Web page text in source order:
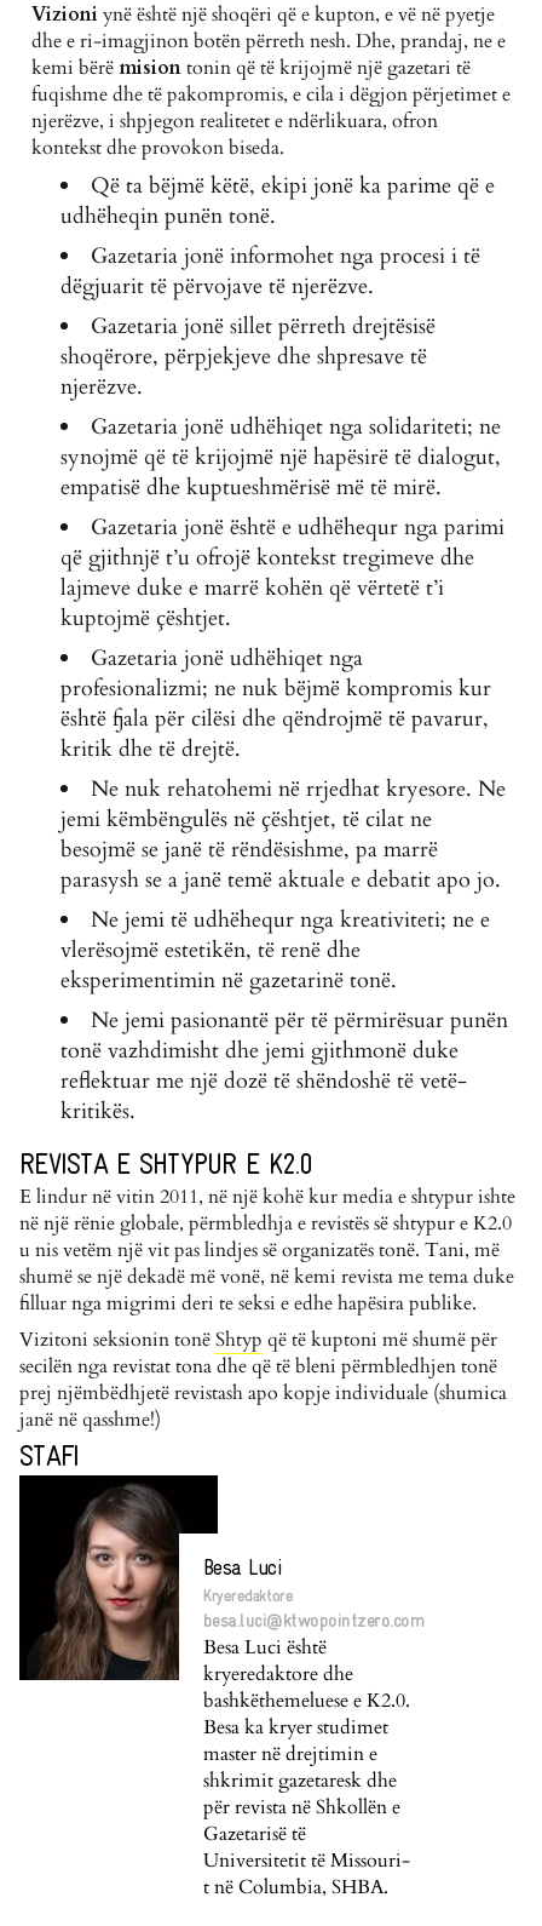
Vizioni ynë është një shoqëri që e kupton, e vë në pyetje
dhe e ri-imagjinon botën përreth nesh. Dhe, prandaj, ne e
kemi bërëmisiontonin që të krijojmë një gazetari të
fuqishme dhe të pakompromis, e cila i dëgjon përjetimet e
njerëzve, i shpjegon realitetet e ndërlikuara, ofron
kontekst dhe provokon biseda.
Që ta bëjmë këtë, ekipi jonë ka parime që e
udhëheqin punën tonë.
Gazetaria jonë informohet nga procesi i të
dëgjuarit të përvojave të njerëzve.
Gazetaria jonë sillet përreth drejtësisë
shoqërore, përpjekjeve dhe shpresave të
njerëzve.
Gazetaria jonë udhëhiqet nga solidariteti; ne
synojmë që të krijojmë një hapësirë të dialogut,
empatisë dhe kuptueshmërisë më të mirë.
Gazetaria jonë është e udhëhequr nga parimi
që gjithnjë t’u ofrojë kontekst tregimeve dhe
lajmeve duke e marrë kohën që vërtetë t’i
kuptojmë çështjet.
Gazetaria jonë udhëhiqet nga
profesionalizmi; ne nuk bëjmë kompromis kur
është fjala për cilësi dhe qëndrojmë të pavarur,
kritik dhe të drejtë.
Ne nuk rehatohemi në rrjedhat kryesore. Ne
jemi këmbëngulës në çështjet, të cilat ne
besojmë se janë të rëndësishme, pa marrë
parasysh se a janë temë aktuale e debatit apo jo.
Ne jemi të udhëhequr nga kreativiteti; ne e
vlerësojmë estetikën, të renë dhe
eksperimentimin në gazetarinë tonë.
Ne jemi pasionantë për të përmirësuar punën
tonë vazhdimisht dhe jemi gjithmonë duke
reflektuar me një dozë të shëndoshë të vetë-
kritikës.
REVISTA E SHTYPUR E K2.0
E lindur në vitin 2011, në një kohë kur media e shtypur ishte
në një rënie globale, përmbledhja e revistës së shtypur e K2.0
u nis vetëm një vit pas lindjes së organizatës tonë. Tani, më
shumë se një dekadë më vonë, në kemi revista me tema duke
filluar nga migrimi deri te seksi e edhe hapësira publike.
Vizitoni seksionin tonëShtyp që të kuptoni më shumë për
secilën nga revistat tona dhe që të bleni përmbledhjen tonë
prej njëmbëdhjetë revistash apo kopje individuale (shumica
janë në qasshme!)
STAFI
Besa Luci
Kryeredaktore
besa.luci@ktwopointzero.com
Besa Luci është
kryeredaktore dhe
bashkëthemeluese e K2.0.
Besa ka kryer studimet
master në drejtimin e
shkrimit gazetaresk dhe
për revista në Shkollën e
Gazetarisë të
Universitetit të Missouri-
t në Columbia, SHBA.